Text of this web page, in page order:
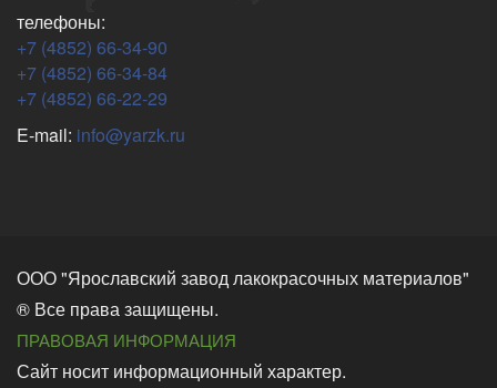
телефоны:
+7 (4852) 66-34-90
+7 (4852) 66-34-84
+7 (4852) 66-22-29
E-mail: info@yarzk.ru
ООО "Ярославский завод лакокрасочных материалов"
® Все права защищены.
ПРАВОВАЯ ИНФОРМАЦИЯ
Сайт носит информационный характер.